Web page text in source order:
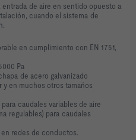
de aire en sentido opuesto a
cuando el sistema de
en cumplimiento con EN 1751,
Pa
de acero galvanizado
y en muchos otros tamaños
para caudales variables de aire
regulables) para caudales
redes de conductos.